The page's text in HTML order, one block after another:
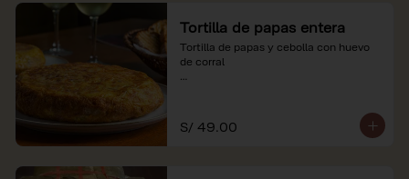
Tortilla de papas entera
Tortilla de papas y cebolla con huevo
de corral
S/ 49.00